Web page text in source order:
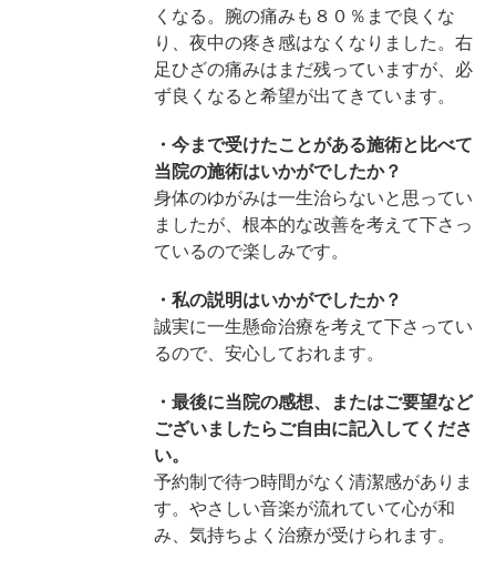
くなる。腕の痛みも８０％まで良くな
り、夜中の疼き感はなくなりました。右
足ひざの痛みはまだ残っていますが、必
ず良くなると希望が出てきています。
・今まで受けたことがある施術と比べて
当院の施術はいかがでしたか？
身体のゆがみは一生治らないと思ってい
ましたが、根本的な改善を考えて下さっ
ているので楽しみです。
・私の説明はいかがでしたか？
誠実に一生懸命治療を考えて下さってい
るので、安心しておれます。
・最後に当院の感想、またはご要望など
ございましたらご自由に記入してくださ
い。
予約制で待つ時間がなく清潔感がありま
す。やさしい音楽が流れていて心が和
み、気持ちよく治療が受けられます。